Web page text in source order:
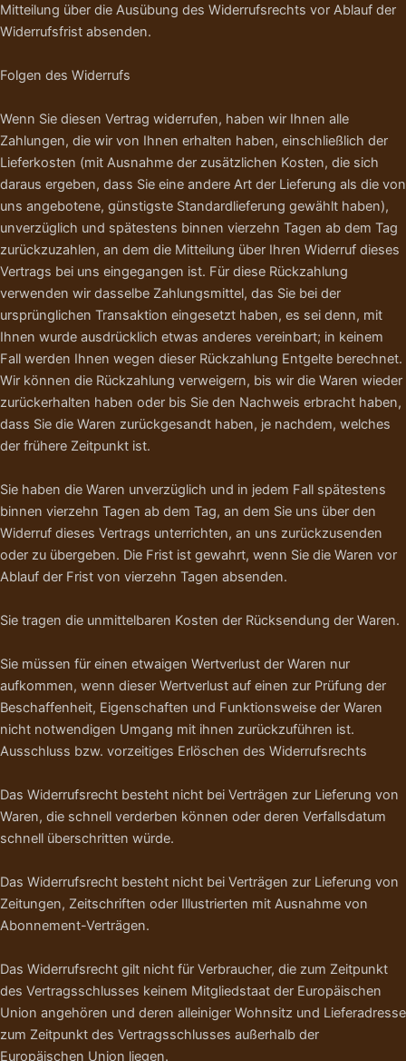
Mitteilung über die Ausübung des Widerrufsrechts vor Ablauf der
Widerrufsfrist absenden.
Folgen des Widerrufs
Wenn Sie diesen Vertrag widerrufen, haben wir Ihnen alle
Zahlungen, die wir von Ihnen erhalten haben, einschließlich der
Lieferkosten (mit Ausnahme der zusätzlichen Kosten, die sich
daraus ergeben, dass Sie eine andere Art der Lieferung als die von
uns angebotene, günstigste Standardlieferung gewählt haben),
unverzüglich und spätestens binnen vierzehn Tagen ab dem Tag
zurückzuzahlen, an dem die Mitteilung über Ihren Widerruf dieses
Vertrags bei uns eingegangen ist. Für diese Rückzahlung
verwenden wir dasselbe Zahlungsmittel, das Sie bei der
ursprünglichen Transaktion eingesetzt haben, es sei denn, mit
Ihnen wurde ausdrücklich etwas anderes vereinbart; in keinem
Fall werden Ihnen wegen dieser Rückzahlung Entgelte berechnet.
Wir können die Rückzahlung verweigern, bis wir die Waren wieder
zurückerhalten haben oder bis Sie den Nachweis erbracht haben,
dass Sie die Waren zurückgesandt haben, je nachdem, welches
der frühere Zeitpunkt ist.
Sie haben die Waren unverzüglich und in jedem Fall spätestens
binnen vierzehn Tagen ab dem Tag, an dem Sie uns über den
Widerruf dieses Vertrags unterrichten, an uns zurückzusenden
oder zu übergeben. Die Frist ist gewahrt, wenn Sie die Waren vor
Ablauf der Frist von vierzehn Tagen absenden.
Sie tragen die unmittelbaren Kosten der Rücksendung der Waren.
Sie müssen für einen etwaigen Wertverlust der Waren nur
aufkommen, wenn dieser Wertverlust auf einen zur Prüfung der
Beschaffenheit, Eigenschaften und Funktionsweise der Waren
nicht notwendigen Umgang mit ihnen zurückzuführen ist.
Ausschluss bzw. vorzeitiges Erlöschen des Widerrufsrechts
Das Widerrufsrecht besteht nicht bei Verträgen zur Lieferung von
Waren, die schnell verderben können oder deren Verfallsdatum
schnell überschritten würde.
Das Widerrufsrecht besteht nicht bei Verträgen zur Lieferung von
Zeitungen, Zeitschriften oder Illustrierten mit Ausnahme von
Abonnement-Verträgen.
Das Widerrufsrecht gilt nicht für Verbraucher, die zum Zeitpunkt
des Vertragsschlusses keinem Mitgliedstaat der Europäischen
Union angehören und deren alleiniger Wohnsitz und Lieferadresse
zum Zeitpunkt des Vertragsschlusses außerhalb der
Europäischen Union liegen.